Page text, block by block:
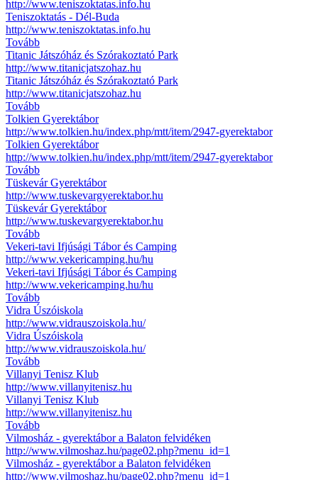
http://www.teniszoktatas.info.hu
Teniszoktatás - Dél-Buda
http://www.teniszoktatas.info.hu
Tovább
Titanic Játszóház és Szórakoztató Park
http://www.titanicjatszohaz.hu
Titanic Játszóház és Szórakoztató Park
http://www.titanicjatszohaz.hu
Tovább
Tolkien Gyerektábor
http://www.tolkien.hu/index.php/mtt/item/2947-gyerektabor
Tolkien Gyerektábor
http://www.tolkien.hu/index.php/mtt/item/2947-gyerektabor
Tovább
Tüskevár Gyerektábor
http://www.tuskevargyerektabor.hu
Tüskevár Gyerektábor
http://www.tuskevargyerektabor.hu
Tovább
Vekeri-tavi Ifjúsági Tábor és Camping
http://www.vekericamping.hu/hu
Vekeri-tavi Ifjúsági Tábor és Camping
http://www.vekericamping.hu/hu
Tovább
Vidra Úszóiskola
http://www.vidrauszoiskola.hu/
Vidra Úszóiskola
http://www.vidrauszoiskola.hu/
Tovább
Villanyi Tenisz Klub
http://www.villanyitenisz.hu
Villanyi Tenisz Klub
http://www.villanyitenisz.hu
Tovább
Vilmosház - gyerektábor a Balaton felvidéken
http://www.vilmoshaz.hu/page02.php?menu_id=1
Vilmosház - gyerektábor a Balaton felvidéken
http://www.vilmoshaz.hu/page02.php?menu_id=1